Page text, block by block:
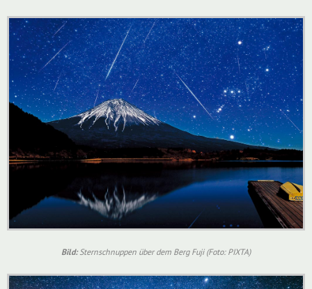
Bild:Sternschnuppen über dem Berg Fuji (Foto: PIXTA)